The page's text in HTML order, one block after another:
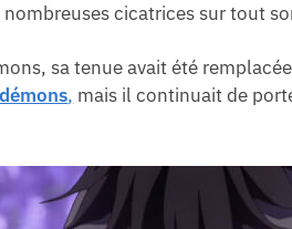
cicatrices sur tout
sa tenue avait été
, mais il continuait de